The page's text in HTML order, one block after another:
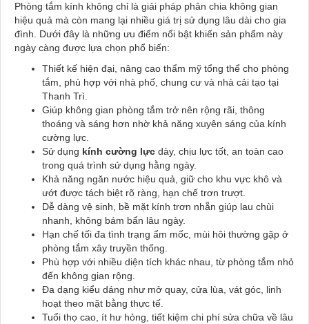
Phòng tắm kính không chỉ là giải pháp phân chia không gian
hiệu quả mà còn mang lại nhiều giá trị sử dụng lâu dài cho gia
đình. Dưới đây là những ưu điểm nổi bật khiến sản phẩm này
ngày càng được lựa chọn phổ biến:
Thiết kế hiện đại, nâng cao thẩm mỹ tổng thể cho phòng
tắm, phù hợp với nhà phố, chung cư và nhà cải tạo tại
Thanh Trì.
Giúp không gian phòng tắm trở nên rộng rãi, thông
thoáng và sáng hơn nhờ khả năng xuyên sáng của kính
cường lực.
Sử dụng kính cường lực dày, chịu lực tốt, an toàn cao
trong quá trình sử dụng hằng ngày.
Khả năng ngăn nước hiệu quả, giữ cho khu vực khô và
ướt được tách biệt rõ ràng, hạn chế trơn trượt.
Dễ dàng vệ sinh, bề mặt kính trơn nhẵn giúp lau chùi
nhanh, không bám bẩn lâu ngày.
Hạn chế tối đa tình trạng ẩm mốc, mùi hôi thường gặp ở
phòng tắm xây truyền thống.
Phù hợp với nhiều diện tích khác nhau, từ phòng tắm nhỏ
đến không gian rộng.
Đa dạng kiểu dáng như mở quay, cửa lùa, vát góc, linh
hoạt theo mặt bằng thực tế.
Tuổi thọ cao, ít hư hỏng, tiết kiệm chi phí sửa chữa về lâu